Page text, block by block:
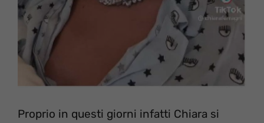
Proprio in questi giorni infatti Chiara si